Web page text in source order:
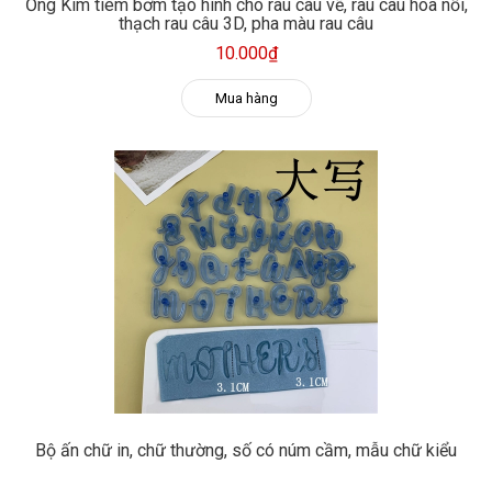
Ống Kim tiêm bơm tạo hình cho rau câu vẽ, rau câu hoa nổi,
thạch rau câu 3D, pha màu rau câu
10.000₫
Mua hàng
Bộ ấn chữ in, chữ thường, số có núm cầm, mẫu chữ kiểu